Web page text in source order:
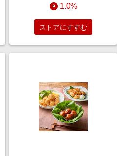
1.0%
ストアにすすむ